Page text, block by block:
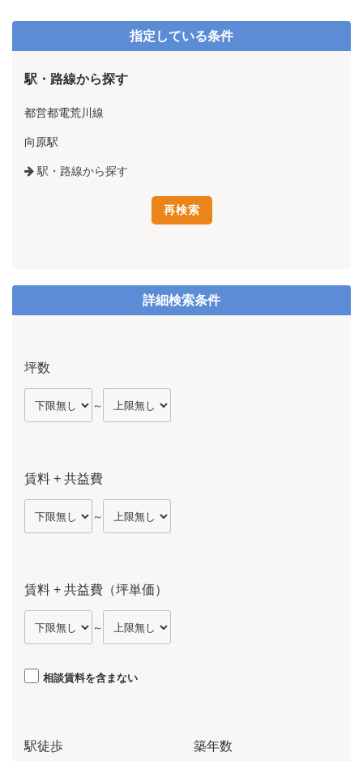
指定している条件
駅・路線から探す
都営都電荒川線
向原駅
駅・路線から探す
詳細検索条件
坪数
～
賃料 + 共益費
～
賃料 + 共益費（坪単価）
～
相談賃料を含まない
駅徒歩 築年数